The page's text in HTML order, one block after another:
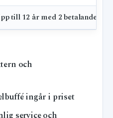
till 12 år med 2 betalande
och
ingår i priset